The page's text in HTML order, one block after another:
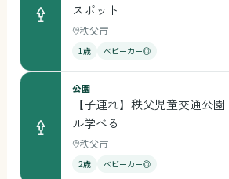
スポット
秩父市
1歳 ベビーカー◎
公園
【子連れ】秩父児童交通公
ル学べる
秩父市
2歳 ベビーカー◎